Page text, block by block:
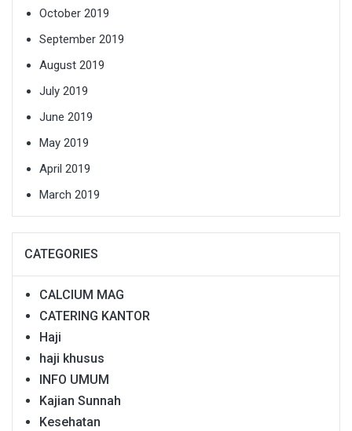
October 2019
September 2019
August 2019
July 2019
June 2019
May 2019
April 2019
March 2019
CATEGORIES
CALCIUM MAG
CATERING KANTOR
Haji
haji khusus
INFO UMUM
Kajian Sunnah
Kesehatan